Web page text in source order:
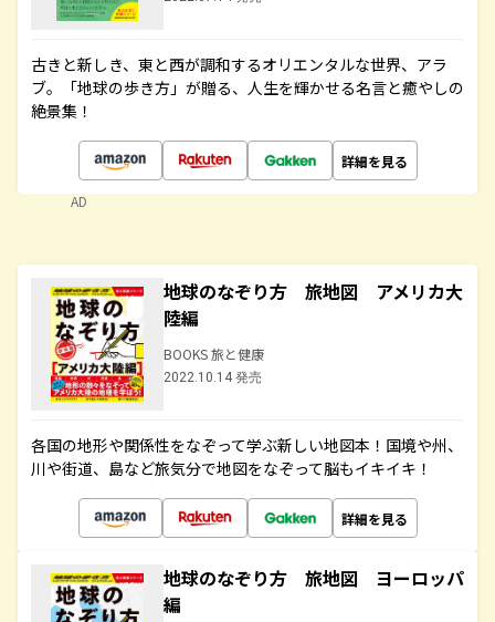
古きと新しき、東と西が調和するオリエンタルな世界、アラ
ブ。「地球の歩き方」が贈る、人生を輝かせる名言と癒やしの
絶景集！
詳細を見る
AD
地球のなぞり方 旅地図 アメリカ大
陸編
BOOKS 旅と健康
2022.10.14 発売
各国の地形や関係性をなぞって学ぶ新しい地図本！国境や州、
川や街道、島など旅気分で地図をなぞって脳もイキイキ！
詳細を見る
地球のなぞり方 旅地図 ヨーロッパ
編